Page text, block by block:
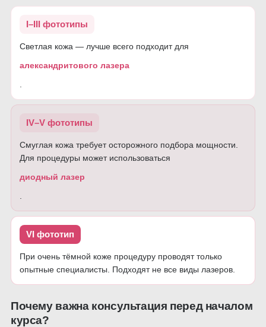
I–III фототипы
Светлая кожа — лучше всего подходит для
александритового лазера
IV–V фототипы
Смуглая кожа требует осторожного подбора мощности.
Для процедуры может использоваться
диодный лазер
VI фототип
При очень тёмной коже процедуру проводят только
опытные специалисты. Подходят не все виды лазеров.
Почему важна консультация перед началом
курса?